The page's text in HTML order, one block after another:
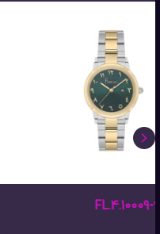
ساعت مچی فریلوک FL.4.10008-3